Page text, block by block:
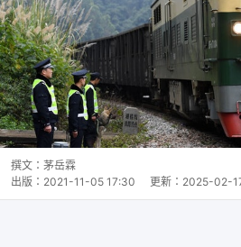
撰文： 茅岳霖
出版： 2021-11-05 17:30 更新： 2025-02-